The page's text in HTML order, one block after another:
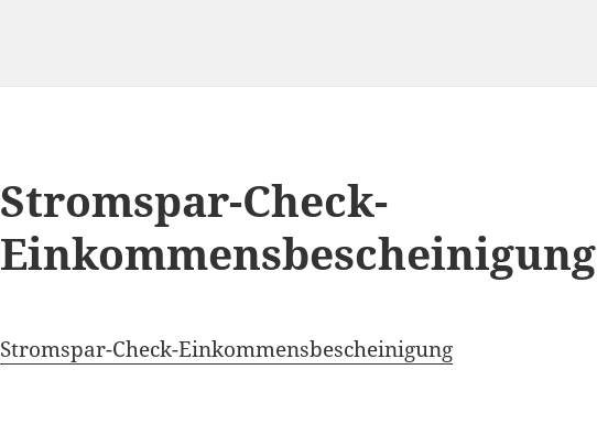
Stromspar-Check-
Einkommensbescheinigung
Stromspar-Check-Einkommensbescheinigung